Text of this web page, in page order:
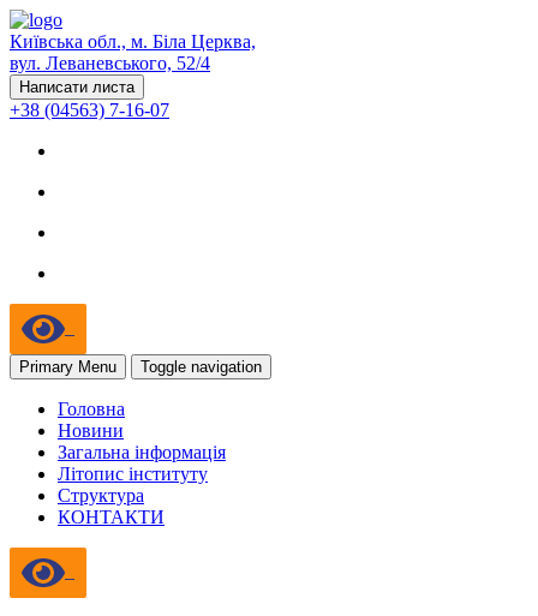
Київська обл., м. Біла Церква,
вул. Леваневського, 52/4
Написати листа
+38 (04563) 7-16-07
Primary Menu Toggle navigation
Головна
Новини
Загальна інформація
Літопис інституту
Структура
КОНТАКТИ